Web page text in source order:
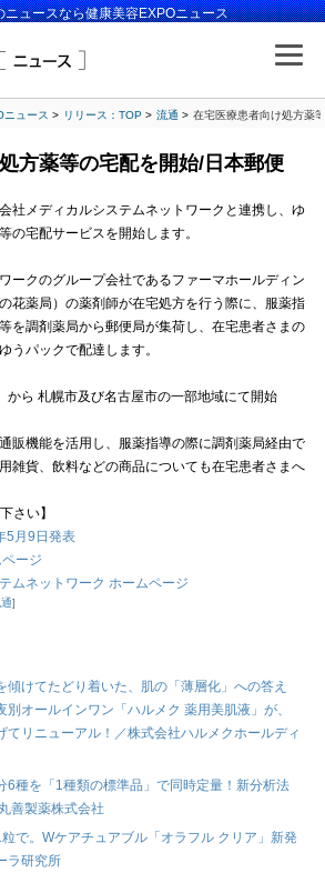
ニュースなら健康美容EXPOニュース
ニュース リリース：TOP 流通 在宅医療患者向け処方薬
方薬等の宅配を開始/日本郵便
社メディカルシステムネットワークと連携し、ゆ
の宅配サービスを開始します。
ークのグループ会社であるファーマホールディン
花薬局）の薬剤師が在宅処方を行う際に、服薬指
を調剤薬局から郵便局が集荷し、在宅患者さまの
うパックで配達します。
から 札幌市及び名古屋市の一部地域にて開始
販機能を活用し、服薬指導の際に調剤薬局経由で
雑貨、飲料などの商品についても在宅患者さまへ
さい】
5月9日発表
ージ
ムネットワーク ホームページ
傾けてたどり着いた、肌の「薄層化」への答え
別オールインワン「ハルメク 薬用美肌液」が、
てリニューアル！／株式会社ハルメクホールディ
6種を「1種類の標準品」で同時定量！新分析法
善製薬株式会社
で。Wケアチュアブル「オラフル クリア」新発
ラ研究所